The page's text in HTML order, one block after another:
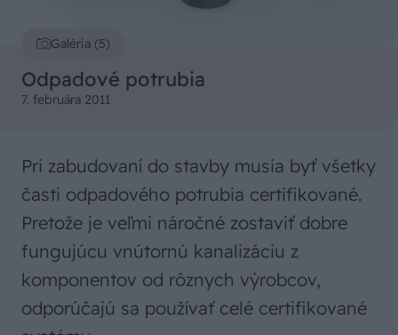
Galéria (5)
Odpadové potrubia
7. februára 2011
Pri zabudovaní do stavby musia byť všetky
časti odpadového potrubia certifikované.
Pretože je veľmi náročné zostaviť dobre
fungujúcu vnútornú kanalizáciu z
komponentov od rôznych výrobcov,
odporúčajú sa používať celé certifikované